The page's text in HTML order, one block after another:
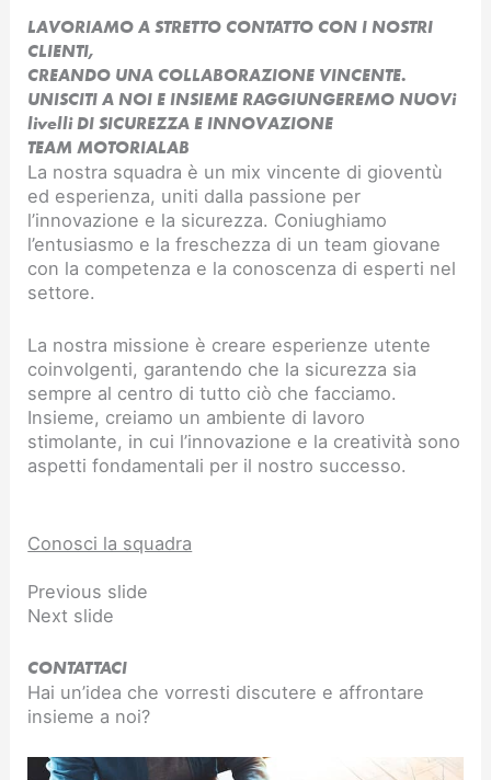
LAVORIAMO A STRETTO CONTATTO CON I NOSTRI
CLIENTI,
CREANDO UNA COLLABORAZIONE VINCENTE.
UNISCITI A NOI E INSIEME RAGGIUNGEREMO NUOVi
livelli DI SICUREZZA E INNOVAZIONE​
TEAM MOTORIALAB
La nostra squadra è un mix vincente di gioventù
ed esperienza, uniti dalla passione per
l’innovazione e la sicurezza. Coniughiamo
l’entusiasmo e la freschezza di un team giovane
con la competenza e la conoscenza di esperti nel
settore.
La nostra missione è creare esperienze utente
coinvolgenti, garantendo che la sicurezza sia
sempre al centro di tutto ciò che facciamo.
Insieme, creiamo un ambiente di lavoro
stimolante, in cui l’innovazione e la creatività sono
aspetti fondamentali per il nostro successo.
Conosci la squadra
Previous slide
Next slide
CONTATTACI
Hai un’idea che vorresti discutere e affrontare
insieme a noi?